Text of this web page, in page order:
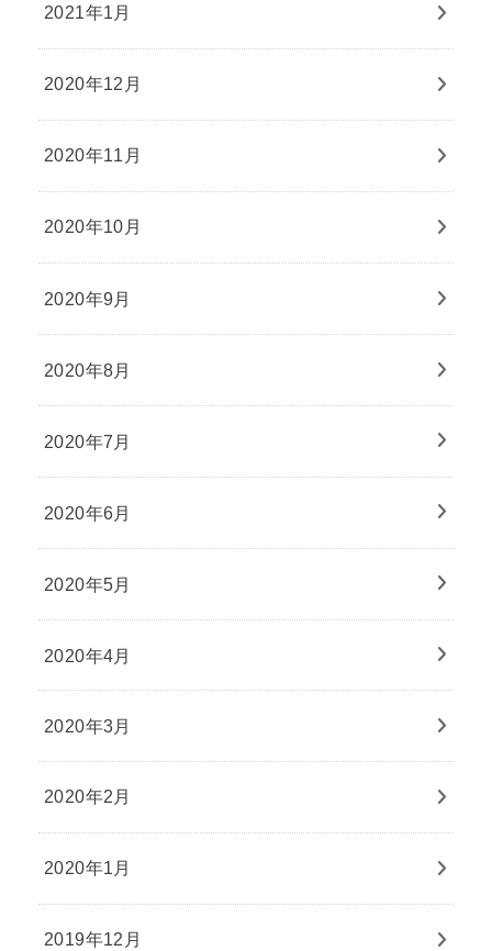
2021年1月
2020年12月
2020年11月
2020年10月
2020年9月
2020年8月
2020年7月
2020年6月
2020年5月
2020年4月
2020年3月
2020年2月
2020年1月
2019年12月